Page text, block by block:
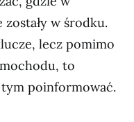
w środku.
lecz pomimo
to
poinformować.